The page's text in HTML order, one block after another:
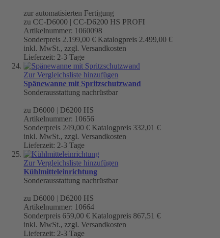
zur automatisierten Fertigung
zu CC-D6000 | CC-D6200 HS PROFI
Artikelnummer: 1060098
Sonderpreis 2.199,00 € Katalogpreis 2.499,00 €
inkl. MwSt., zzgl. Versandkosten
Lieferzeit: 2-3 Tage
Zur Vergleichsliste hinzufügen
Spänewanne mit Spritzschutzwand
Sonderausstattung nachrüstbar
zu D6000 | D6200 HS
Artikelnummer: 10656
Sonderpreis 249,00 € Katalogpreis 332,01 €
inkl. MwSt., zzgl. Versandkosten
Lieferzeit: 2-3 Tage
Zur Vergleichsliste hinzufügen
Kühlmitteleinrichtung
Sonderausstattung nachrüstbar
zu D6000 | D6200 HS
Artikelnummer: 10664
Sonderpreis 659,00 € Katalogpreis 867,51 €
inkl. MwSt., zzgl. Versandkosten
Lieferzeit: 2-3 Tage